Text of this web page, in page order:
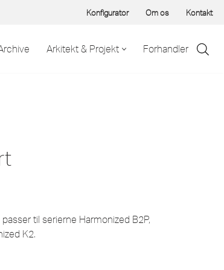
Konfigurator Om os Kontakt
Arkitekt & Projekt Forhandler
til serierne Harmonized B2P,
K2.